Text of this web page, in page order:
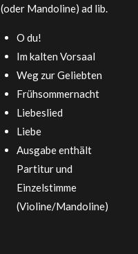
(oder Mandoline) ad lib.
O du!
Im kalten Vorsaal
Weg zur Geliebten
Frühsommernacht
Liebeslied
Liebe
Ausgabe enthält
Partitur und
Einzelstimme
(Violine/Mandoline)